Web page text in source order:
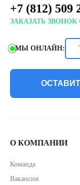
+7 (812) 509
ЗАКАЗАТЬ ЗВОНОК
МЫ ОНЛАЙН:
О КОМПАНИИ
Команда
Вакансии